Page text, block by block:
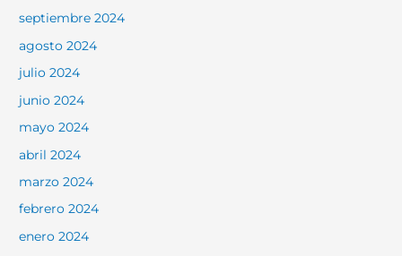
septiembre 2024
agosto 2024
julio 2024
junio 2024
mayo 2024
abril 2024
marzo 2024
febrero 2024
enero 2024